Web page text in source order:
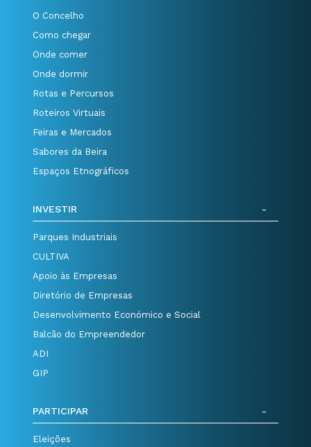
O Concelho
Como chegar
Onde comer
Onde dormir
Rotas e Percursos
Roteiros Virtuais
Feiras e Mercados
Sabores da Beira
Espaços Etnográficos
INVESTIR
Parques Industriais
CULTIVA
Apoio às Empresas
Diretório de Empresas
Desenvolvimento Económico e Social
Balcão do Empreendedor
ADI
GIP
PARTICIPAR
Eleições